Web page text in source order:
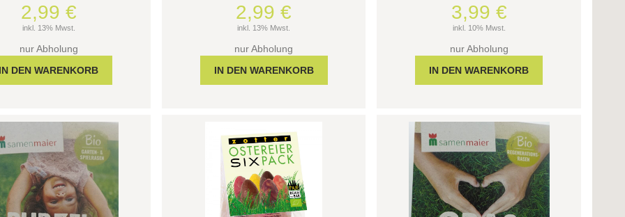
2,99 €
inkl. 13% Mwst.
nur Abholung
2,99 €
inkl. 13% Mwst.
nur Abholung
3,99 €
inkl. 10% Mwst.
nur Abholung